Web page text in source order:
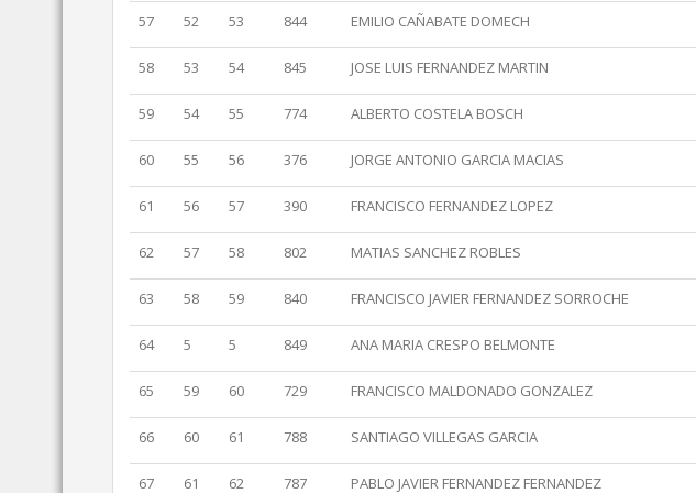
57 52 53 844 EMILIO CAÑABATE DOMECH
58 53 54 845 JOSE LUIS FERNANDEZ MARTIN
59 54 55 774 ALBERTO COSTELA BOSCH
60 55 56 376 JORGE ANTONIO GARCIA MACIAS
61 56 57 390 FRANCISCO FERNANDEZ LOPEZ
62 57 58 802 MATIAS SANCHEZ ROBLES
63 58 59 840 FRANCISCO JAVIER FERNANDEZ SORROCHE
64 5 5 849 ANA MARIA CRESPO BELMONTE
65 59 60 729 FRANCISCO MALDONADO GONZALEZ
66 60 61 788 SANTIAGO VILLEGAS GARCIA
67 61 62 787 PABLO JAVIER FERNANDEZ FERNANDEZ